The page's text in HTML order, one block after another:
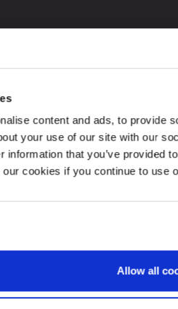
content and ads, to provide
your use of our site with our
information that you’ve provided
cookies if you continue to use
Allow all
võtke palun ühendust: